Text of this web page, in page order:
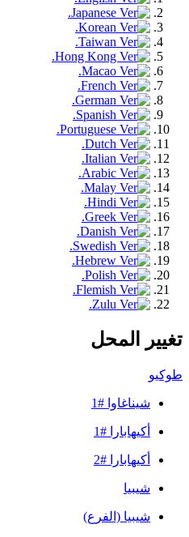
تغيير المحل
طوكيو
شيناغاوا #1
أكيهابارا #1
أكيهابارا #2
شيبيا
شيبيا (الفرع)